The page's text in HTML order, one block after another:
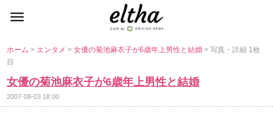
ホーム> エンタメ>女優の菊池麻衣子が6歳年上男性と結婚> 写真・詳細 1枚
目
女優の菊池麻衣子が6歳年上男性と結婚
2007-08-03 18:00